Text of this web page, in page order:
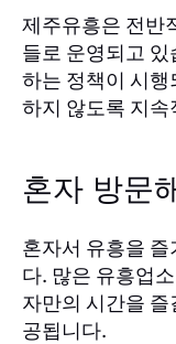
제주유흥은 전반
들로 운영되고
하는 정책이 시
하지 않도록 지
혼자 방문
혼자서 유흥을
다. 많은 유흥업
자만의 시간을
공됩니다.